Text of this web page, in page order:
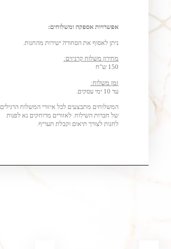
אפשרויות אספקה ומשלוחים:
ניתן לאסוף את הסחורה ישירות מהחנות.
מחירון משלוח קרניזים:
150 ש"ח
זמן משלוח:
עד 10 ימי עסקים.
המשלוחים מתבצעים לכל איזורי המשלוח הרגילים
של חברות השילוח. לאזורים מרוחקים נא לפנות
לחנות לצורך תיאום וקבלת תעריף.